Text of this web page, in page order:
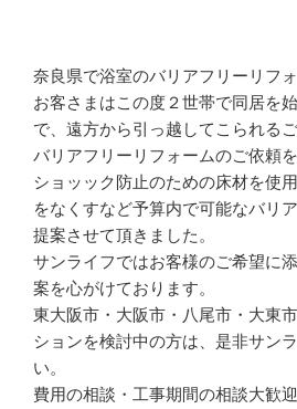
奈良県で浴室のバリアフリーリフ
お客さまはこの度２世帯で同居を
で、遠方から引っ越してこられる
バリアフリーリフォームのご依頼
ショッック防止のための床材を使
をなくすなど予算内で可能なバリ
提案させて頂きました。
サンライフではお客様のご希望に
案を心がけております。
東大阪市・大阪市・八尾市・大東
ションを検討中の方は、是非サン
い。
費用の相談・工事期間の相談大歓